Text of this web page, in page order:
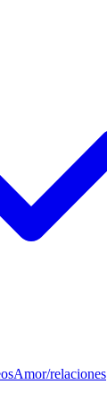
Amor/relaciones